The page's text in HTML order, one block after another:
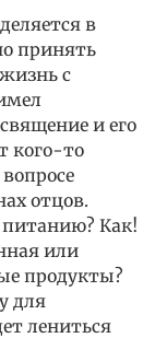
в
принять
с
и его
кого-то
отцов.
питанию? Как!
или
продукты?
для
лениться